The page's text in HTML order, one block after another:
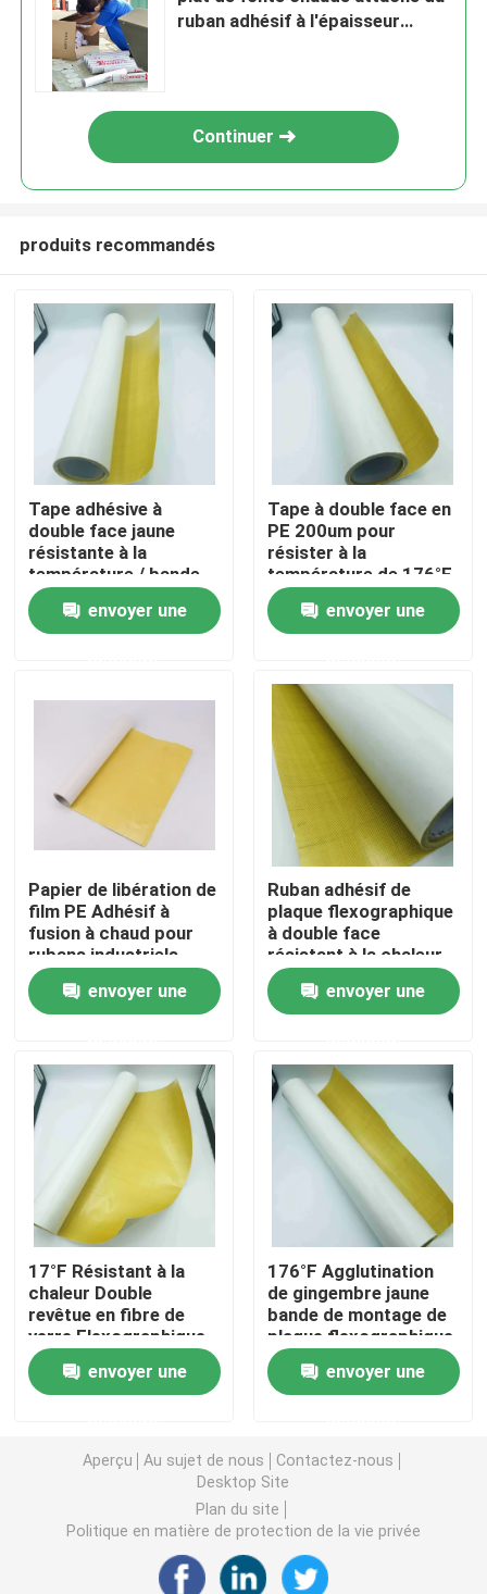
Aperçu
Produits
Vidéos
Visite d'usine
Contrôle de la qualité
Contact
Demande de soumission
Ruban adhésif de tapis
double bande dégrossie de mousse
Ruban adhésif de libération de bout droit
Blocs chauds de fonte
Double bande dégrossie de tissu
Ruban de transfert adhésif
Ruban adhésif démontable
ruban adhésif à l'épaisseur
Continuer
produits recommandés
Tape adhésive à
double face jaune
résistante à la
température / bande
adhésive à double face
avec adhésif à fusion
chaude
envoyer une
Tape à double face en
PE 200um pour
résister à la
température de 176°F
envoyer une
Papier de libération de
film PE Adhésif à
fusion à chaud pour
rubans industriels
Pour des exigences
spécifiquesenvoyer une
Ruban adhésif de
plaque flexographique
à double face
résistant à la chaleur
avec adhésif à fusion à
chaud envoyer une
17°F Résistant à la
chaleur Double
revêtue en fibre de
verre Flexographique
plaque de montage
des rubansenvoyer une
176°F Agglutination
de gingembre jaune
bande de montage de
plaque flexographique
avec papier de
dégagement de film
PE
envoyer une
Aperçu Au sujet de nous
Contactez-nous
Desktop Site
Plan du site
Politique en matière de protection de la vie privée